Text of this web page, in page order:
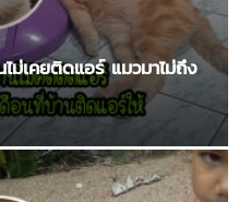
เคยติดแอร์ แมวมาไม่ถึง